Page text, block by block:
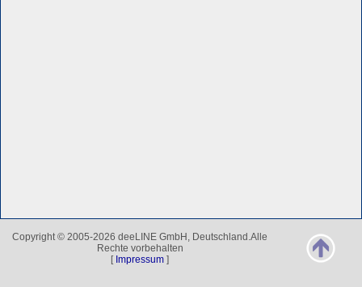
Copyright © 2005-2026 deeLINE GmbH, Deutschland.Alle
Rechte vorbehalten
[ Impressum ]